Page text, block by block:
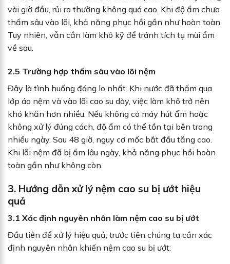
vài giờ đầu, rủi ro thường không quá cao. Khi độ ẩm chưa
thấm sâu vào lõi, khả năng phục hồi gần như hoàn toàn.
Tuy nhiên, vẫn cần làm khô kỹ để tránh tích tụ mùi ẩm
về sau.
2.5 Trường hợp thấm sâu vào lõi nệm
Đây là tình huống đáng lo nhất. Khi nước đã thấm qua
lớp áo nệm và vào lõi cao su dày, việc làm khô trở nên
khó khăn hơn nhiều. Nếu không có máy hút ẩm hoặc
không xử lý đúng cách, độ ẩm có thể tồn tại bên trong
nhiều ngày. Sau 48 giờ, nguy cơ mốc bắt đầu tăng cao.
Khi lõi nệm đã bị ẩm lâu ngày, khả năng phục hồi hoàn
toàn gần như không còn.
3. Hướng dẫn xử lý nệm cao su bị ướt hiệu
quả
3.1 Xác định nguyên nhân làm nệm cao su bị ướt
Đầu tiên để xử lý hiệu quả, trước tiên chúng ta cần xác
định nguyên nhân khiến nệm cao su bị ướt: